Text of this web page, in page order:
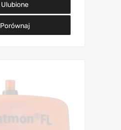
Ulubione
Porównaj